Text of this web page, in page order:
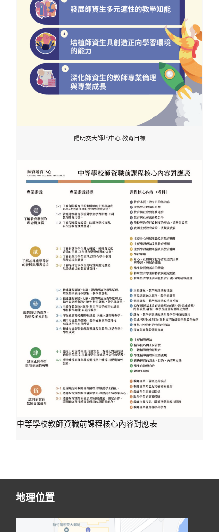
陽明交大師培中心 教育目標
中等學校教師資職前課程核心內容對應表
地理位置